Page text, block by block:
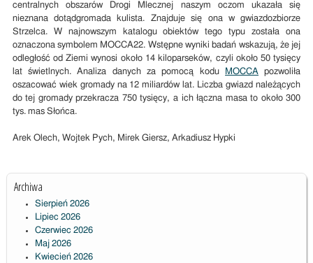
centralnych obszarów Drogi Mlecznej naszym oczom ukazała się
nieznana dotądgromada kulista. Znajduje się ona w gwiazdozbiorze
Strzelca. W najnowszym katalogu obiektów tego typu została ona
oznaczona symbolem MOCCA22. Wstępne wyniki badań wskazują, że jej
odległość od Ziemi wynosi około 14 kiloparseków, czyli około 50 tysięcy
lat świetlnych. Analiza danych za pomocą kodu
MOCCA pozwoliła
oszacować wiek gromady na 12 miliardów lat. Liczba gwiazd należących
do tej gromady przekracza 750 tysięcy, a ich łączna masa to około 300
tys. mas Słońca.
Arek Olech, Wojtek Pych, Mirek Giersz, Arkadiusz Hypki
Archiwa
Sierpień 2026
Lipiec 2026
Czerwiec 2026
Maj 2026
Kwiecień 2026